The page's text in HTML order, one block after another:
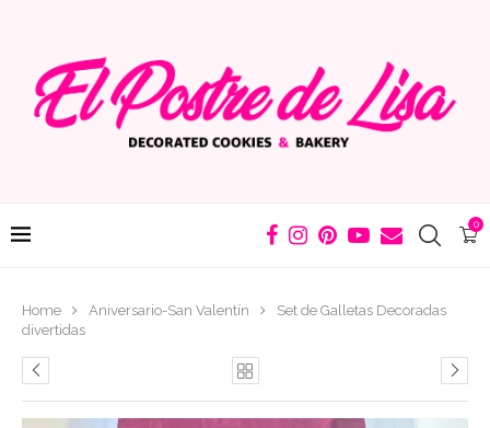
0
Home Aniversario-San Valentín
Set de Galletas Decoradas
divertidas